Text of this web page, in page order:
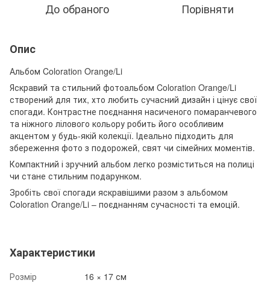
До обраного Порівняти
Опис
Альбом Coloration Orange/Li
Яскравий та стильний фотоальбом Coloration Orange/Li
створений для тих, хто любить сучасний дизайн і цінує свої
спогади. Контрастне поєднання насиченого помаранчевого
та ніжного лілового кольору робить його особливим
акцентом у будь-якій колекції. Ідеально підходить для
збереження фото з подорожей, свят чи сімейних моментів.
Компактний і зручний альбом легко розміститься на полиці
чи стане стильним подарунком.
Зробіть свої спогади яскравішими разом з альбомом
Coloration Orange/Li – поєднанням сучасності та емоцій.
Характеристики
Розмір
16 × 17 см